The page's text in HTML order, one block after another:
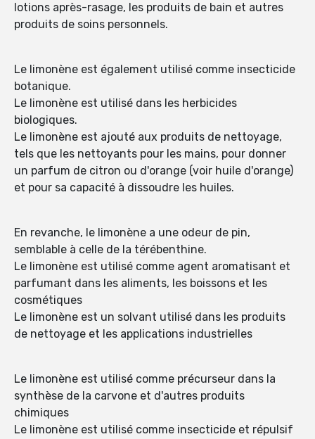
lotions après-rasage, les produits de bain et autres
produits de soins personnels.
Le limonène est également utilisé comme insecticide
botanique.
Le limonène est utilisé dans les herbicides
biologiques.
Le limonène est ajouté aux produits de nettoyage,
tels que les nettoyants pour les mains, pour donner
un parfum de citron ou d'orange (voir huile d'orange)
et pour sa capacité à dissoudre les huiles.
En revanche, le limonène a une odeur de pin,
semblable à celle de la térébenthine.
Le limonène est utilisé comme agent aromatisant et
parfumant dans les aliments, les boissons et les
cosmétiques
Le limonène est un solvant utilisé dans les produits
de nettoyage et les applications industrielles
Le limonène est utilisé comme précurseur dans la
synthèse de la carvone et d'autres produits
chimiques
Le limonène est utilisé comme insecticide et répulsif